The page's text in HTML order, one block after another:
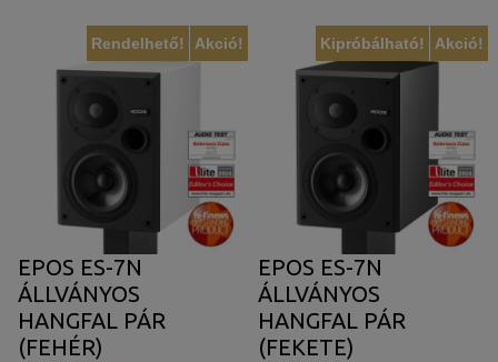
Akció!
Rendelhető!
EPOS ES-7N
ÁLLVÁNYOS
HANGFAL PÁR
(FEHÉR)
Akció!
Kipróbálható!
EPOS ES-7N
ÁLLVÁNYOS
HANGFAL PÁR
(FEKETE)